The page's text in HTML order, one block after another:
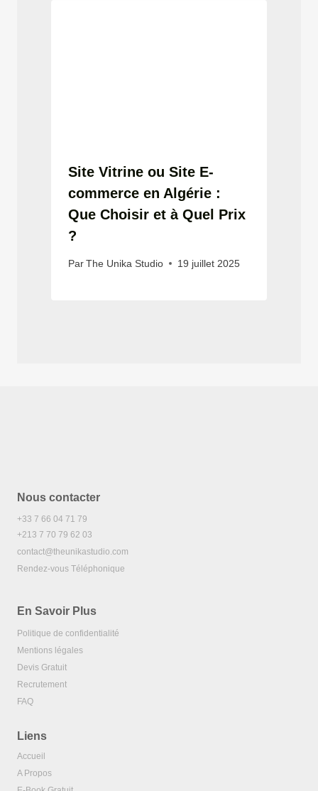
Site Vitrine ou Site E-
commerce en Algérie :
Que Choisir et à Quel Prix
?
Par The Unika Studio 19 juillet 2025
Nous contacter
+33 7 66 04 71 79
+213 7 70 79 62 03
contact@theunikastudio.com
Rendez-vous Téléphonique
En Savoir Plus
Politique de confidentialité
Mentions légales
Devis Gratuit
Recrutement
FAQ
Liens
Accueil
A Propos